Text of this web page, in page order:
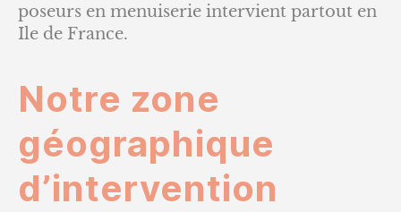
poseurs en menuiserie intervient partout en
Ile de France.
Notre zone
géographique
d’intervention